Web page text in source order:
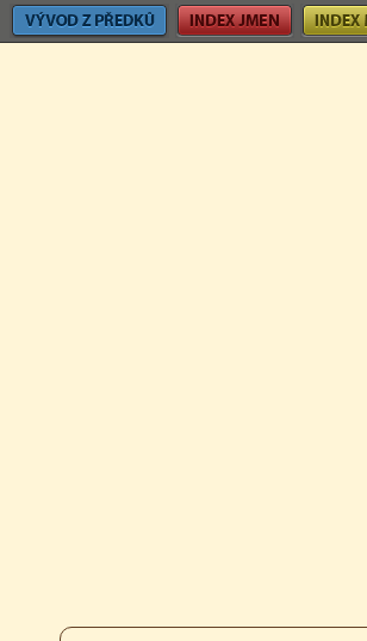
Vývod z předků Index jmen Index míst